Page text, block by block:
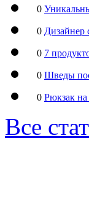
0
0 Дизайнер
0 7
0 Шведы
0 Рюкзак на
Все